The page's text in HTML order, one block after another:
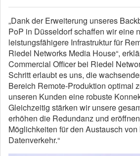
„Dank der Erweiterung unseres
PoP in Düsseldorf schaffen wir eine
leistungsfähigere Infrastruktur für
Riedel Networks Media House“,
Commercial Officer bei Riedel
Schritt erlaubt es uns, die
Bereich Remote-Produktion optimal
unseren Kunden eine robuste
Gleichzeitig stärken wir unsere
erhöhen die Redundanz und
Möglichkeiten für den Austausch
Datenverkehr.“